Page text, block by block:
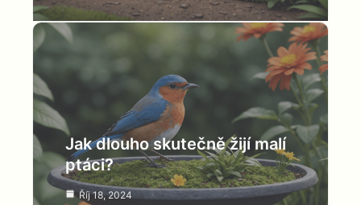
Jak dlouho skutečně žijí malí
ptáci?
Říj 18, 2024